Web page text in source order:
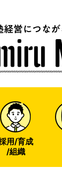
用/育成
/組織